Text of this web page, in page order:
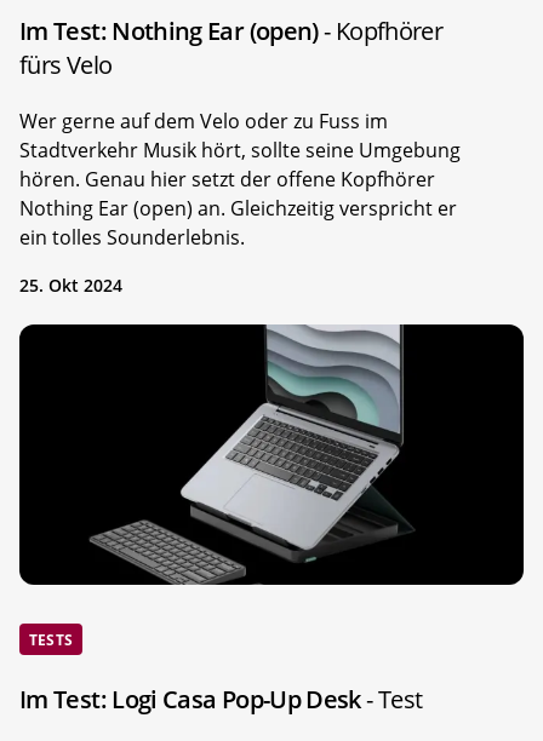
Im Test: Nothing Ear (open)- Kopfhörer
fürs Velo
Wer gerne auf dem Velo oder zu Fuss im
Stadtverkehr Musik hört, sollte seine Umgebung
hören. Genau hier setzt der offene Kopfhörer
Nothing Ear (open) an. Gleichzeitig verspricht er
ein tolles Sounderlebnis.
25. Okt 2024
TESTS
Im Test: Logi Casa Pop-Up Desk- Test